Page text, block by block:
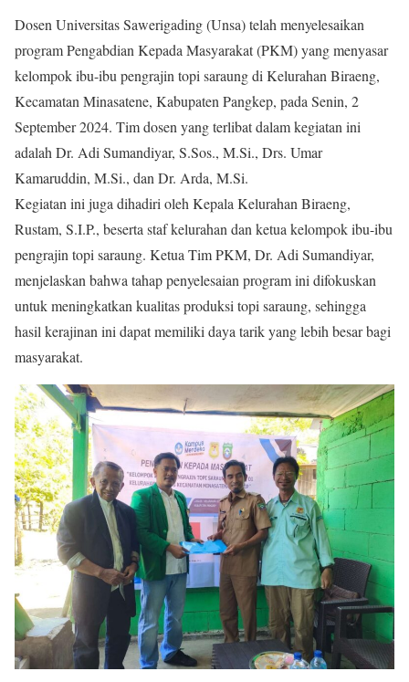
Dosen Universitas Sawerigading (Unsa) telah menyelesaikan
program Pengabdian Kepada Masyarakat (PKM) yang menyasar
kelompok ibu-ibu pengrajin topi saraung di Kelurahan Biraeng,
Kecamatan Minasatene, Kabupaten Pangkep, pada Senin, 2
September 2024. Tim dosen yang terlibat dalam kegiatan ini
adalah Dr. Adi Sumandiyar, S.Sos., M.Si., Drs. Umar
Kamaruddin, M.Si., dan Dr. Arda, M.Si.
Kegiatan ini juga dihadiri oleh Kepala Kelurahan Biraeng,
Rustam, S.I.P., beserta staf kelurahan dan ketua kelompok ibu-ibu
pengrajin topi saraung. Ketua Tim PKM, Dr. Adi Sumandiyar,
menjelaskan bahwa tahap penyelesaian program ini difokuskan
untuk meningkatkan kualitas produksi topi saraung, sehingga
hasil kerajinan ini dapat memiliki daya tarik yang lebih besar bagi
masyarakat.